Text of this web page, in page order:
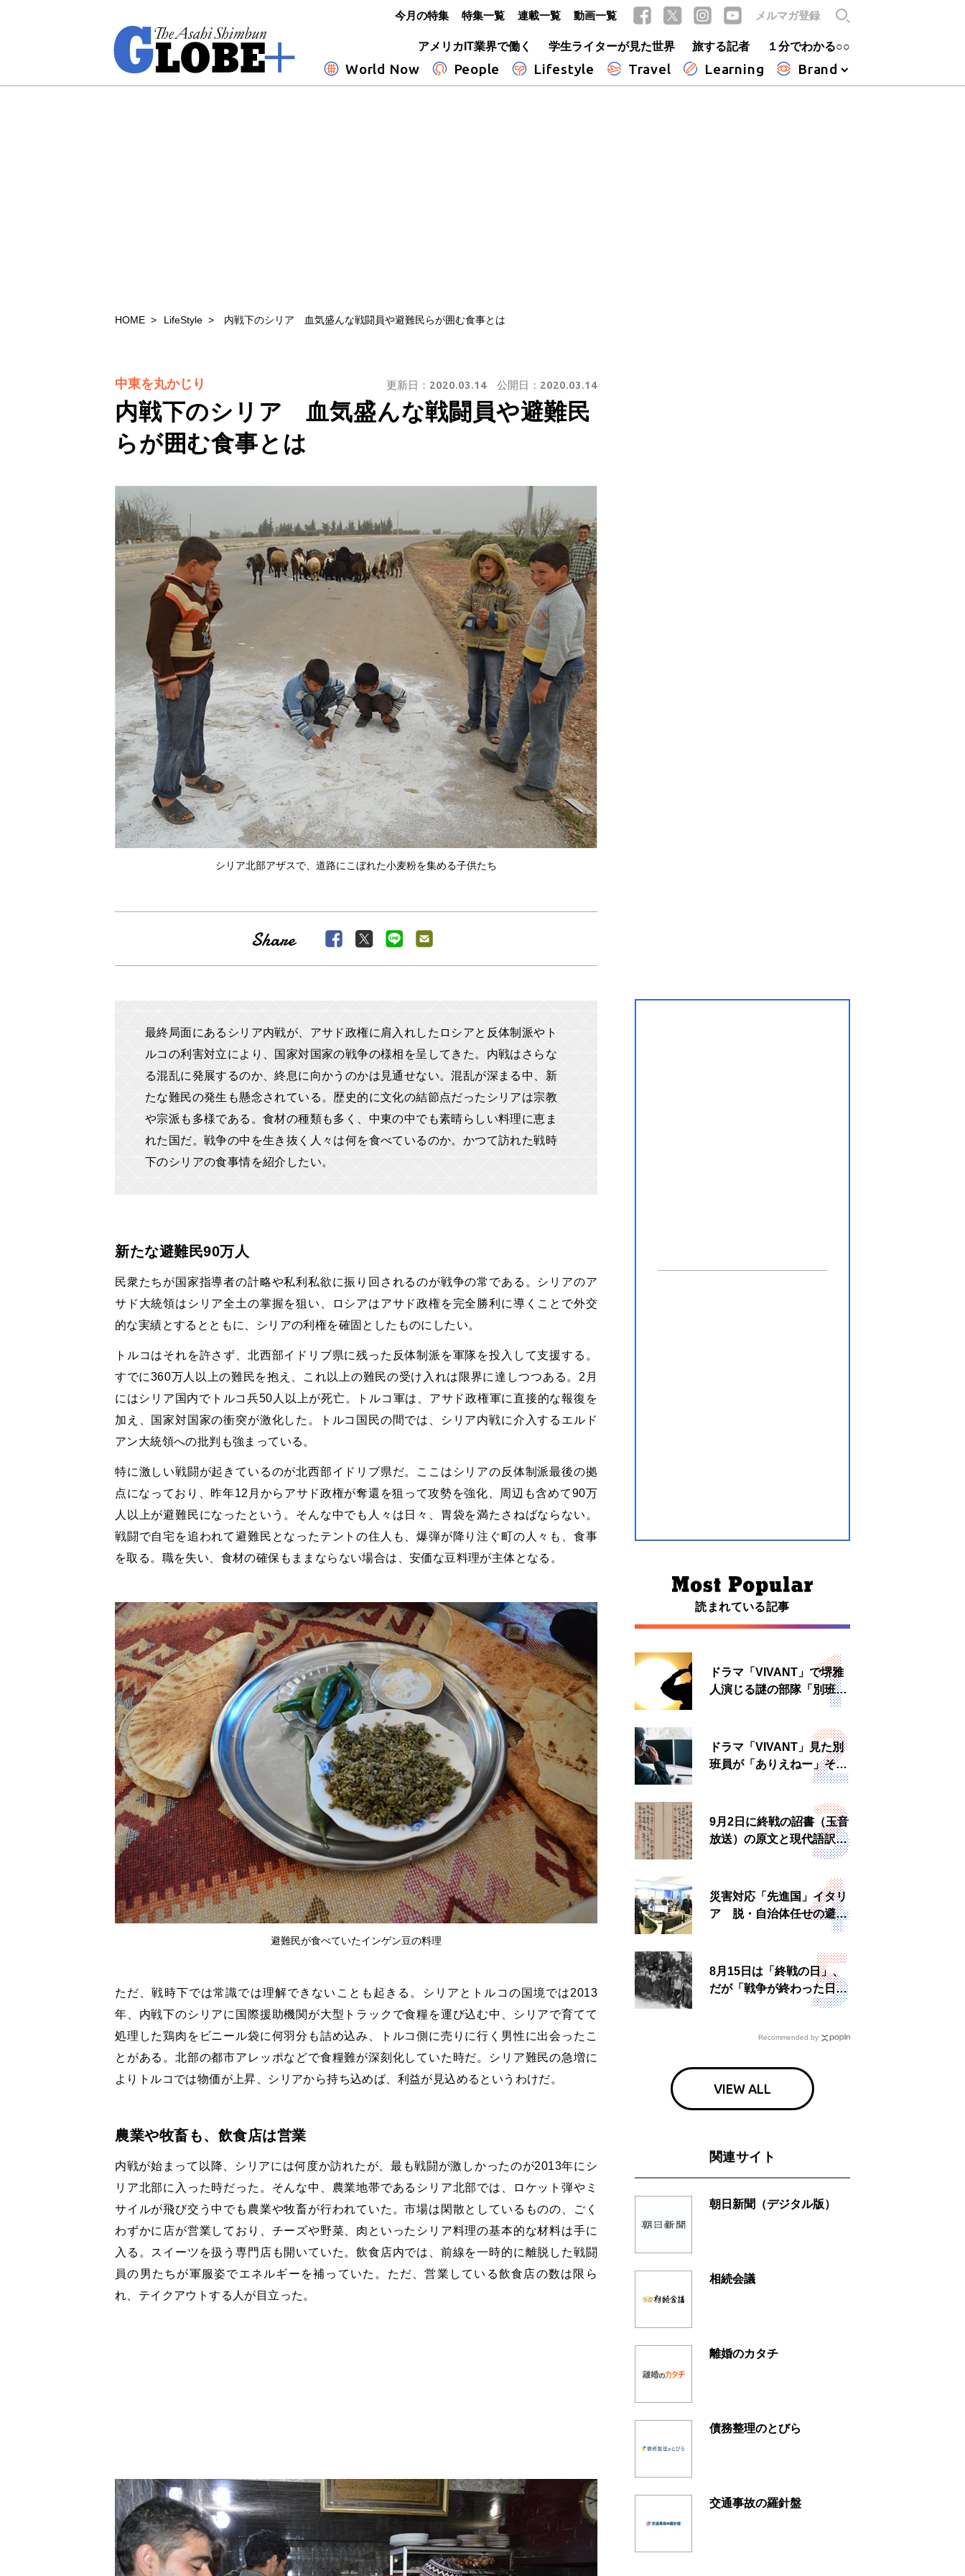
アメリカIT業界で働く
学生ライターが見た世界 旅する記者 １分でわかる○○
World Now People Lifestyle Travel Learning Brand
今月の特集 特集一覧 連載一覧 動画一覧 メルマガ登録
HOME LifeStyle 内戦下のシリア 血気盛んな戦闘員や避難民らが囲む食事とは
内戦下のシリア 血気盛んな戦闘員や避難民
らが囲む食事とは
中東を丸かじり 更新日： 2020.03.14 公開日： 2020.03.14
シリア北部アザスで、道路にこぼれた小麦粉を集める子供たち
最終局面にあるシリア内戦が、アサド政権に肩入れしたロシアと反体制派やト
ルコの利害対立により、国家対国家の戦争の様相を呈してきた。内戦はさらな
る混乱に発展するのか、終息に向かうのかは見通せない。混乱が深まる中、新
たな難民の発生も懸念されている。歴史的に文化の結節点だったシリアは宗教
や宗派も多様である。食材の種類も多く、中東の中でも素晴らしい料理に恵ま
れた国だ。戦争の中を生き抜く人々は何を食べているのか。かつて訪れた戦時
下のシリアの食事情を紹介したい。
新たな避難民90万人
民衆たちが国家指導者の計略や私利私欲に振り回されるのが戦争の常である。シリアのア
サド大統領はシリア全土の掌握を狙い、ロシアはアサド政権を完全勝利に導くことで外交
的な実績とするとともに、シリアの利権を確固としたものにしたい。
トルコはそれを許さず、北西部イドリブ県に残った反体制派を軍隊を投入して支援する。
すでに360万人以上の難民を抱え、これ以上の難民の受け入れは限界に達しつつある。2月
にはシリア国内でトルコ兵50人以上が死亡。トルコ軍は、アサド政権軍に直接的な報復を
加え、国家対国家の衝突が激化した。トルコ国民の間では、シリア内戦に介入するエルド
アン大統領への批判も強まっている。
特に激しい戦闘が起きているのが北西部イドリブ県だ。ここはシリアの反体制派最後の拠
点になっており、昨年12月からアサド政権が奪還を狙って攻勢を強化、周辺も含めて90万
人以上が避難民になったという。そんな中でも人々は日々、胃袋を満たさねばならない。
戦闘で自宅を追われて避難民となったテントの住人も、爆弾が降り注ぐ町の人々も、食事
を取る。職を失い、食材の確保もままならない場合は、安価な豆料理が主体となる。
避難民が食べていたインゲン豆の料理
ただ、戦時下では常識では理解できないことも起きる。シリアとトルコの国境では2013
年、内戦下のシリアに国際援助機関が大型トラックで食糧を運び込む中、シリアで育てて
処理した鶏肉をビニール袋に何羽分も詰め込み、トルコ側に売りに行く男性に出会ったこ
とがある。北部の都市アレッポなどで食糧難が深刻化していた時だ。シリア難民の急増に
よりトルコでは物価が上昇、シリアから持ち込めば、利益が見込めるというわけだ。
農業や牧畜も、飲食店は営業
内戦が始まって以降、シリアには何度か訪れたが、最も戦闘が激しかったのが2013年にシ
リア北部に入った時だった。そんな中、農業地帯であるシリア北部では、ロケット弾やミ
サイルが飛び交う中でも農業や牧畜が行われていた。市場は閑散としているものの、ごく
わずかに店が営業しており、チーズや野菜、肉といったシリア料理の基本的な材料は手に
入る。スイーツを扱う専門店も開いていた。飲食店内では、前線を一時的に離脱した戦闘
員の男たちが軍服姿でエネルギーを補っていた。ただ、営業している飲食店の数は限ら
れ、テイクアウトする人が目立った。
読まれている記事
ドラマ「VIVANT」で堺雅
人演じる謎の部隊「別班」
は実在する？内情知る人物
ドラマ「VIVANT」見た別
班員が「ありえねー」その
理由とは 非公然組織ゆえ
9月2日に終戦の詔書（玉音
放送）の原文と現代語訳を
読む もう一つの「終戦の
災害対応「先進国」イタリ
ア 脱・自治体任せの避難
所運営、被災者への温かい
8月15日は「終戦の日」、
だが「戦争が終わった日」
は国によって異なる？
Recommended by
VIEW ALL
関連サイト
朝日新聞（デジタル版）
相続会議
離婚のカタチ
債務整理のとびら
交通事故の羅針盤